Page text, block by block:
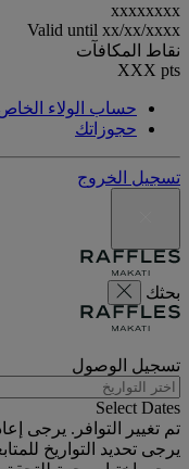
xxxxxxxx
Valid until xx/xx/xxxx
نقاط المكافآت
XXX pts
حساب الولاء
حجوزاتك
تسجيل الخروج
بحثك
تسجيل الوصول
Select Dates
تم تغيير التوافر. يرجى
يرجى تحديد التواريخ